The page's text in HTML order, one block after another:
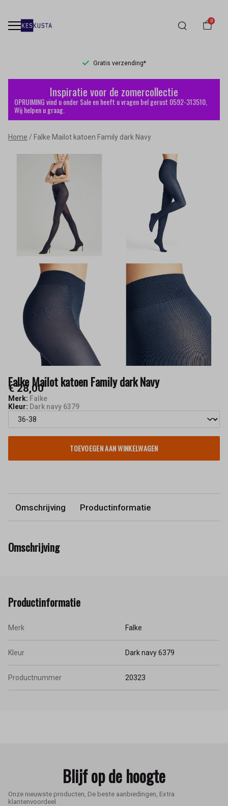
0
Gratis verzending*
Falke
Mailot
katoen
Family
Keskusta
Inspiratie voor de zomercollectie
OPRUIMING vind u onder Sale en heeft u vragen bel gerust 0592-313510,
Wij helpen u graag.
Home Falke Mailot katoen Family dark Navy
Falke Mailot katoen Family dark Navy
€ 28,00
Merk: Falke
Kleur: Dark navy 6379
TOEVOEGEN AAN WINKELWAGEN
Omschrijving Productinformatie
Omschrijving
Productinformatie
Merk Falke
Kleur Dark navy 6379
Productnummer 20323
Blijf op de hoogte
Onze nieuwste producten, De beste aanbiedingen, Extra
klantenvoordeel